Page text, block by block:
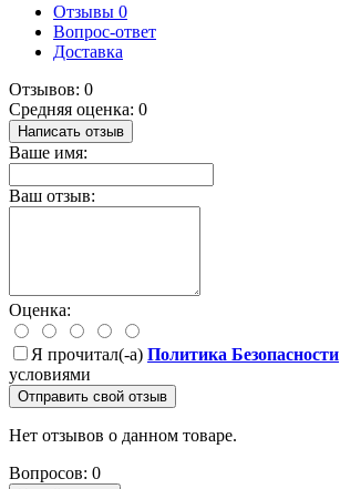
Отзывы 0
Вопрос-ответ
Доставка
Отзывов: 0
Средняя оценка: 0
Написать отзыв
Ваше имя:
Ваш отзыв:
Оценка:
Я прочитал(-а) Политика Безопасности
условиями
Отправить свой отзыв
Нет отзывов о данном товаре.
Вопросов: 0